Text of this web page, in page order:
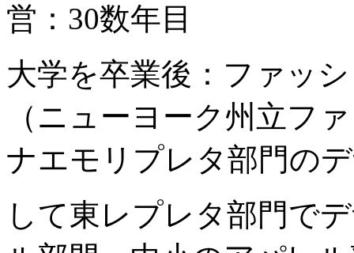
営：30数年目
大学を卒業後：ファッ
（ニューヨーク州立フ
ナエモリプレタ部門の
して東レプレタ部門で